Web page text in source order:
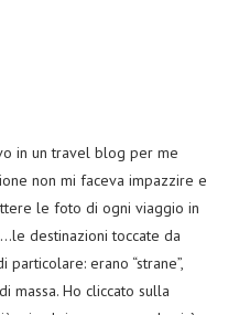
in un travel blog per me
non mi faceva impazzire e
le foto di ogni viaggio in
destinazioni toccate da
erano “strane”,
massa. Ho cliccato sulla